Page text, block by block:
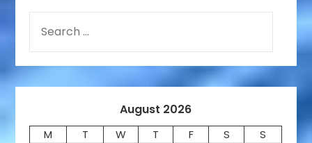
August 2026
M T W T F S
S